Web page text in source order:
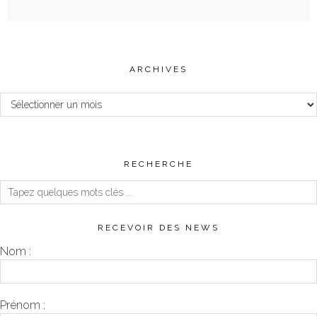
ARCHIVES
Archives
RECHERCHE
RECEVOIR DES NEWS
Nom :
Prénom :